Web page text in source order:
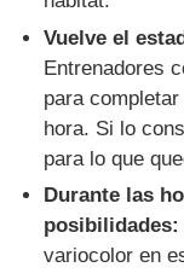
Vuelve el
Entrenadores
para
hora. Si lo
para lo que
Durante las
posibilidades:
variocolor en